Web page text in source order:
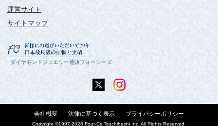
運営サイト
サイトマップ
ダイヤモンドジュエリー通販フォーシーズ
会社概要 法律に基づく表示 プライバシーポリシー
Copyright ©1997-2026 Four-Cs Tsuchihashi Inc. All Rights Reserved.